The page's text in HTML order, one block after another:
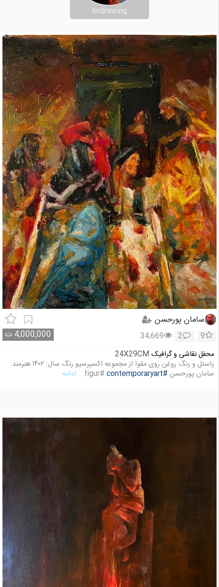
hndrawing
سامان پورحسن
4,000,000 ت 9
2
34,669
محفل نقاشی و گرافیک 24X29CM
پاستل و رنگ روغن روی مقوا از مجموعه اکسپرسیو رنگ سال: ۱۴۰۲ هنرمند:
سامان پورحسن #contemporaryart
#figur ... ادامه